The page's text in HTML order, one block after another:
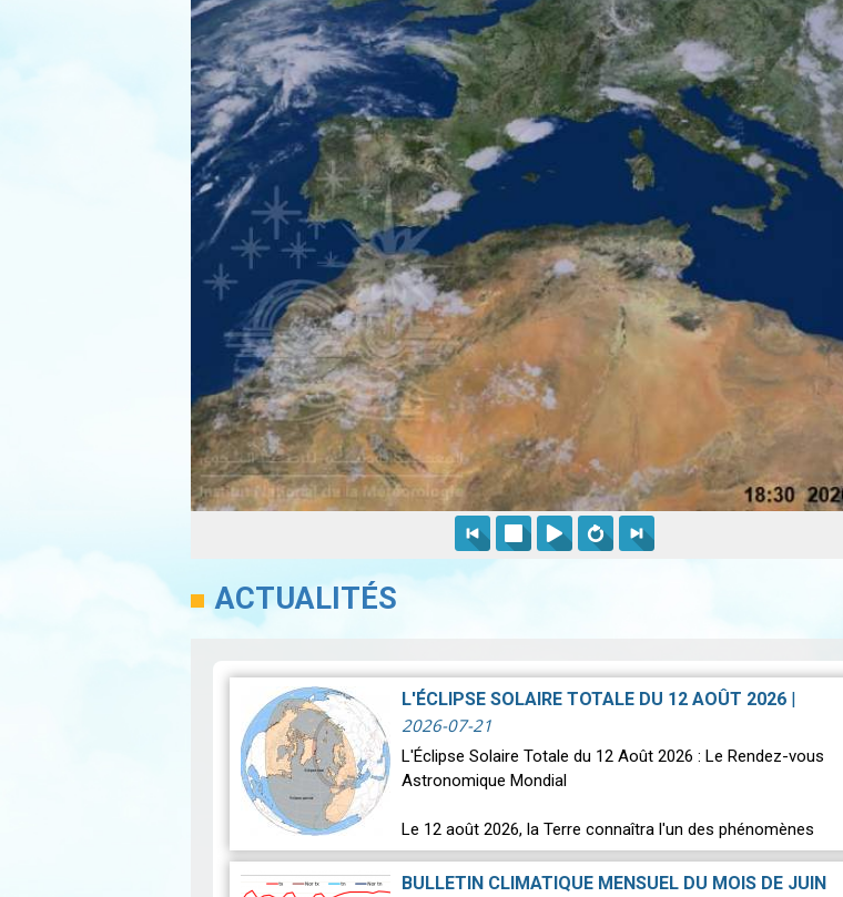
ACTUALITÉS
L'ÉCLIPSE SOLAIRE TOTALE DU 12 AOÛT 2026 |
2026-07-21
L'Éclipse Solaire Totale du 12 Août 2026 : Le Rendez-vous
Astronomique Mondial
Le 12 août 2026, la Terre connaîtra l'un des phénomènes
astronomiques les plus spectaculaires : une…
BULLETIN CLIMATIQUE MENSUEL DU MOIS DE JUIN